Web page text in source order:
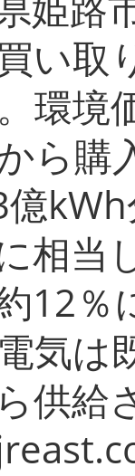
い取
環境
ら購
相当
12％
気は
供給